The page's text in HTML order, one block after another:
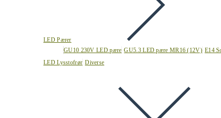
LED Pærer
GU10 230V LED pære GU5.3 LED pære MR16 (12V) E14
LED Lysstofrør Diverse